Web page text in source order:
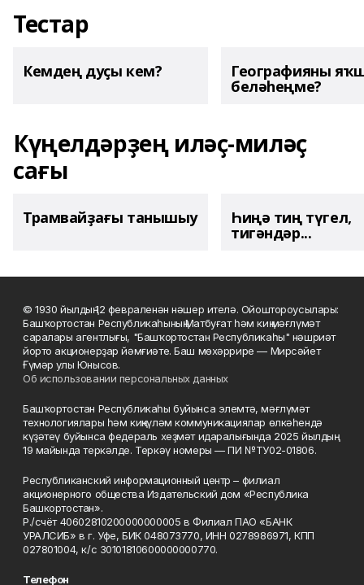
Тестар
Кемдең дуҫы кем? Географияны
беләһеңме?
Күңелдәрҙең иләҫ-миләҫ
сағы
Трамвайҙағы танышыу Һиңә тиң түгел,
тигәндәр...
© 1930 йылдың 12 февраленән нәшер ителә. Ойоштороусылары:
Башҡортостан Республикаһының Матбуғат һәм киң мәғлүмәт
саралары агентлығы, "Башҡортостан Республикаһы" нәшриәт
йорто акционерҙар йәмғиәте. Баш мөхәррире — Мирсәйет
Ғүмәр улы Юнысов.
Об использовании персональных данных
Башҡортостан Республикаһы буйынса элемтә, мәғлүмәт
технологиялары һәм киңкүләм коммуникациялар өлкәһендә
күҙәтеү буйынса федераль хеҙмәт идаралығында 2025 йылдың
19 майында теркәлде. Теркәү номеры — ПИ №ТУ02-01806.
Республиканский информационный центр – филиал
акционерного общества Издательский дом «Республика
Башкортостан».
Р./счёт 40602810200000000005 в Филиал ПАО «БАНК
УРАЛСИБ» в г. Уфе, БИК 048073770, ИНН 0278986971, КПП
027801004, к/с 30101810600000000770.
Телефон